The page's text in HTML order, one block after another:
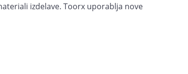
izdelave. Toorx uporablja nove